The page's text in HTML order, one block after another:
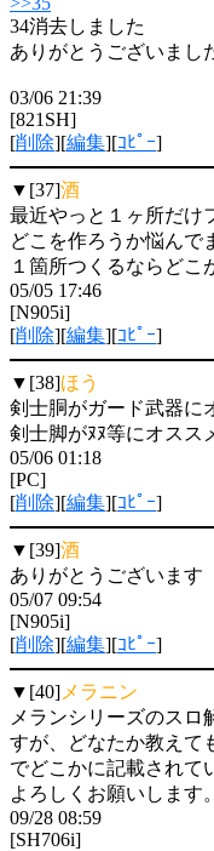
34消去しました
ありがとうございまし
03/06 21:39
[821SH]
[削除][編集][ｺﾋﾟｰ]
▼[37]酒
最近やっと１ヶ所だけ
どこを作ろうか悩ん
１箇所つくるならどこ
05/05 17:46
[N905i]
[削除][編集][ｺﾋﾟｰ]
▼[38]ほう
剣士胴がガード武器に
剣士脚がﾇﾇ等にオスス
05/06 01:18
[PC]
[削除][編集][ｺﾋﾟｰ]
▼[39]酒
ありがとうございます
05/07 09:54
[N905i]
[削除][編集][ｺﾋﾟｰ]
▼[40] メラニン
メランシリーズのスロ
すが、どなたか教えて
でどこかに記載されて
よろしくお願いします。
09/28 08:59
[SH706i]